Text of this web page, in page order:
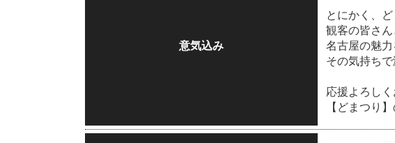
意気込み
とにかく、
観客の皆さん
名古屋の魅力
その気持ちで
応援よろしく
【どまつり